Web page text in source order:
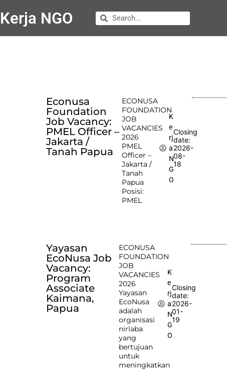
Kerja NGO
Econusa
Foundation
Job Vacancy:
PMEL Officer –
Jakarta /
Tanah Papua
ECONUSA
FOUNDATION
JOB
VACANCIES
2026
PMEL
Officer –
Jakarta /
Tanah
Papua
Posisi:
PMEL
K
e
rj
a
N
G
O
Closing
date:
2026-
08-
18
Yayasan
EcoNusa Job
Vacancy:
Program
Associate
Kaimana,
Papua
ECONUSA
FOUNDATION
JOB
VACANCIES
2026
Yayasan
EcoNusa
adalah
organisasi
nirlaba
yang
bertujuan
untuk
meningkatkan
K
e
rj
a
N
G
O
Closing
date:
2026-
01-
19